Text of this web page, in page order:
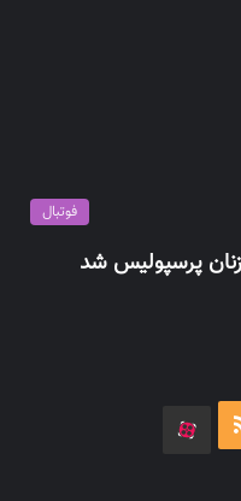
فوتبال
زنان پرسپولیس شد
خوراک